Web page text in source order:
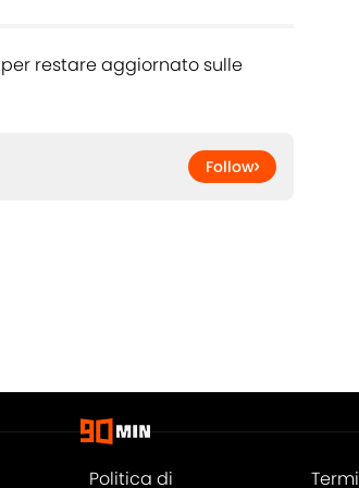
per restare aggiornato sulle
Follow
Politica di